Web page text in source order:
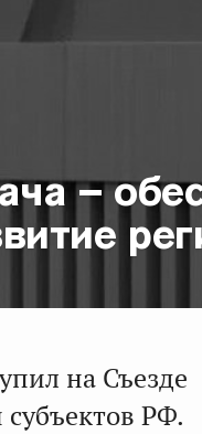
–
на Съезде
РФ.